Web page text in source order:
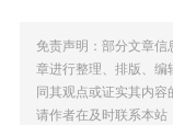
免责声明：部分文章
章进行整理、排版、
同其观点或证实其内容
请作者在及时联系本站